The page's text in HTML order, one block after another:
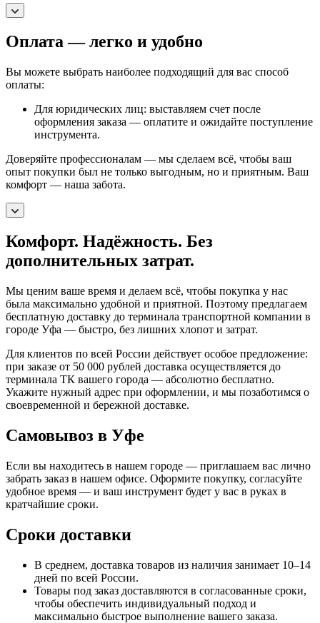
Оплата — легко и удобно
Вы можете выбрать наиболее подходящий для вас способ
оплаты:
Для юридических лиц: выставляем счет после
оформления заказа — оплатите и ожидайте поступление
инструмента.
Доверяйте профессионалам — мы сделаем всё, чтобы ваш
опыт покупки был не только выгодным, но и приятным. Ваш
комфорт — наша забота.
Комфорт. Надёжность. Без
дополнительных затрат.
Мы ценим ваше время и делаем всё, чтобы покупка у нас
была максимально удобной и приятной. Поэтому предлагаем
бесплатную доставку до терминала транспортной компании в
городе Уфа — быстро, без лишних хлопот и затрат.
Для клиентов по всей России действует особое предложение:
при заказе от 50 000 рублей доставка осуществляется до
терминала ТК вашего города — абсолютно бесплатно.
Укажите нужный адрес при оформлении, и мы позаботимся о
своевременной и бережной доставке.
Самовывоз в Уфе
Если вы находитесь в нашем городе — приглашаем вас лично
забрать заказ в нашем офисе. Оформите покупку, согласуйте
удобное время — и ваш инструмент будет у вас в руках в
кратчайшие сроки.
Сроки доставки
В среднем, доставка товаров из наличия занимает 10–14
дней по всей России.
Товары под заказ доставляются в согласованные сроки,
чтобы обеспечить индивидуальный подход и
максимально быстрое выполнение вашего заказа.